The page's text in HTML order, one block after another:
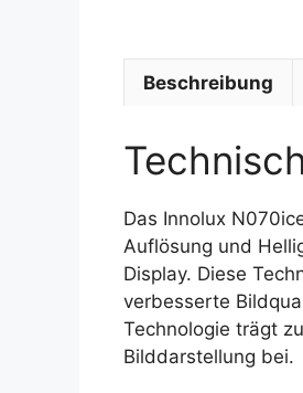
Beschreibung
Das Innolux
Auflösung und
Display. Diese
verbesserte
Technologie trägt
Bilddarstellung bei.